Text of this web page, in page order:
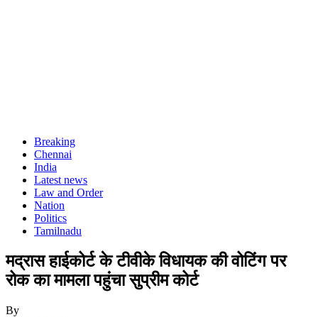
Breaking
Chennai
India
Latest news
Law and Order
Nation
Politics
Tamilnadu
मद्रास हाईकोर्ट के टीवीके विधायक की वोटिंग पर
रोक का मामला पहुंचा सुप्रीम कोर्ट
By